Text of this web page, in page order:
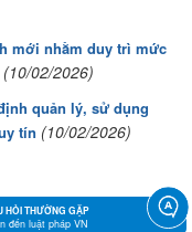
mới nhằm duy trì mức
(10/02/2026)
quản lý, sử dụng
tín (10/02/2026)
HỎI THƯỜNG GẶP
đến luật pháp VN